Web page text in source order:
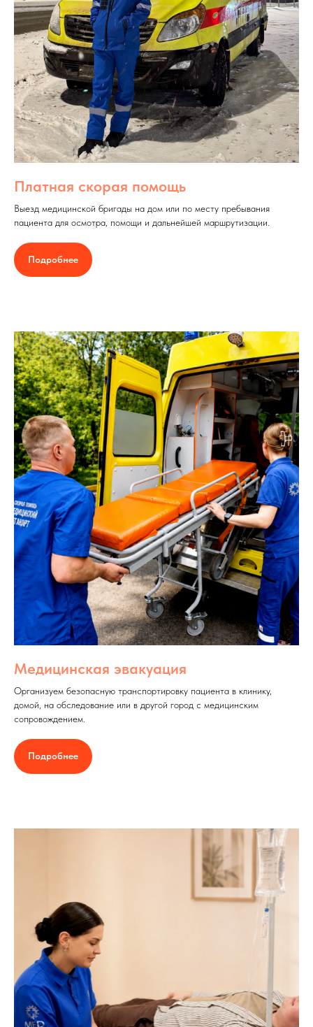
Платная скорая помощь
Выезд медицинской бригады на дом или по месту пребывания
пациента для осмотра, помощи и дальнейшей маршрутизации.
Подробнее
Медицинская эвакуация
Организуем безопасную транспортировку пациента в клинику,
домой, на обследование или в другой город с медицинским
сопровождением.
Подробнее